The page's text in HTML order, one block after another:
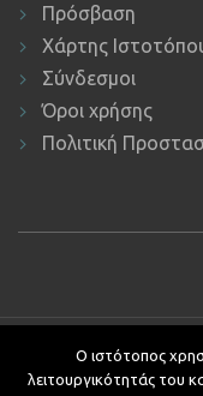
Πρόσβαση
Χάρτης
Σύνδεσμοι
Όροι χρήσης
Πολιτική
Copyright ©
Ο ιστότοπος
λειτουργικότητάς του